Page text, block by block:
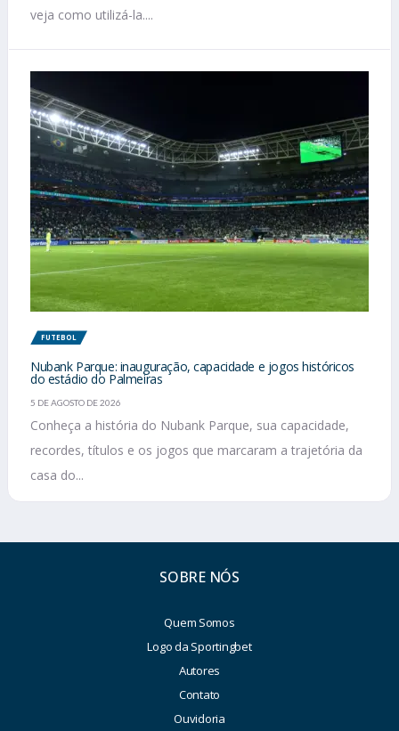
veja como utilizá-la....
FUTEBOL
Nubank Parque: inauguração, capacidade e jogos históricos
do estádio do Palmeiras
5 DE AGOSTO DE 2026
Conheça a história do Nubank Parque, sua capacidade,
recordes, títulos e os jogos que marcaram a trajetória da
casa do...
SOBRE NÓS
Quem Somos
Logo da Sportingbet
Autores
Contato
Ouvidoria